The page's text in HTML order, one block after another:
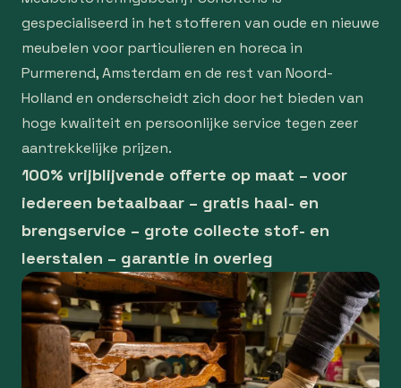
gespecialiseerd in het stofferen van oude en nieuwe
meubelen voor particulieren en horeca in
Purmerend, Amsterdam en de rest van Noord-
Holland en onderscheidt zich door het bieden van
hoge kwaliteit en persoonlijke service tegen zeer
aantrekkelijke prijzen.
100% vrijblijvende offerte op maat – voor
iedereen betaalbaar – gratis haal- en
brengservice – grote collecte stof- en
leerstalen – garantie in overleg